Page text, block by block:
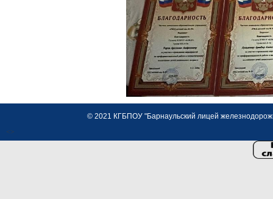
© 2021 КГБПОУ "Барнаульский лицей
<>